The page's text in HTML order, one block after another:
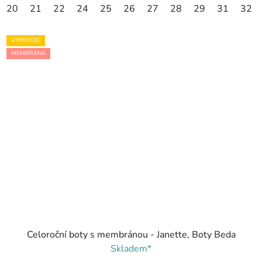
20 21 22 24 25 26 27 28 29 31 32
VÝPRODEJ
MEMBRÁNA
Celoroční boty s membránou - Janette, Boty Beda
Skladem*